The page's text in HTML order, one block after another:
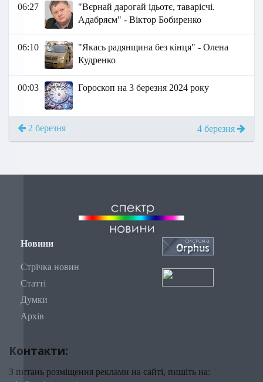
06:27
"Вєрнай дарогай ідьотє, таварісчі.
Адабряєм" - Віктор Бобиренко
06:10
"Якась радянщина без кінця" - Олена
Кудренко
00:03 Гороскоп на 3 березня 2024 року
2 березня 4 березня
Новини
Стрічка новин
Статті
Думки
Архів
Контакти:
З питань розміщення реклами на сайті, пишіть на: